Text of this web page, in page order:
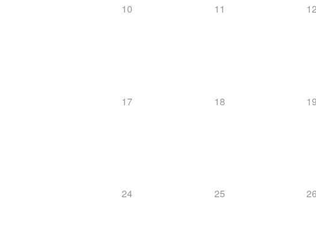
10 11 12
17 18 19
24 25 26